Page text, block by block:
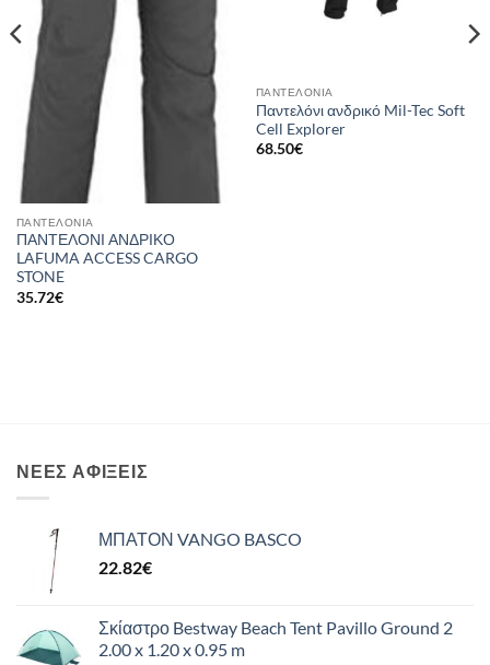
ΠΑΝΤΕΛΌΝΙΑ
ΠΑΝΤΕΛΟΝΙ ΑΝΔΡΙΚΟ
LAFUMA ACCESS CARGO
STONE
35.72€
ΠΑΝΤΕΛΌΝΙΑ
Παντελόνι ανδρικό Mil-Tec Soft
Cell Explorer
68.50€
ΝΈΕΣ ΑΦΊΞΕΙΣ
ΜΠΑΤΟΝ VANGO BASCO
22.82€
Σκίαστρο Bestway Beach Tent Pavillo Ground 2
2.00 x 1.20 x 0.95 m